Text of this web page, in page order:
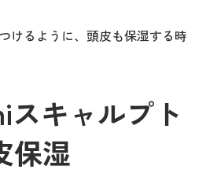
けるように、頭皮も保湿する時
スキャルプト
保湿